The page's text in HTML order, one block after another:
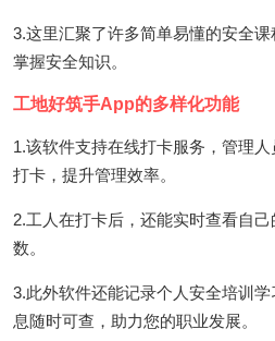
3.这里汇聚了许多简单易懂的安全
掌握安全知识。
工地好筑手App的多样化功能
1.该软件支持在线打卡服务，管理
打卡，提升管理效率。
2.工人在打卡后，还能实时查看自
数。
3.此外软件还能记录个人安全培训
息随时可查，助力您的职业发展。